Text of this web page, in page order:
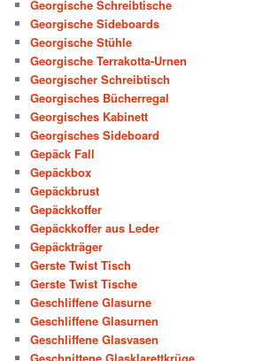
Georgische Schreibtische
Georgische Sideboards
Georgische Stühle
Georgische Terrakotta-Urnen
Georgischer Schreibtisch
Georgisches Bücherregal
Georgisches Kabinett
Georgisches Sideboard
Gepäck Fall
Gepäckbox
Gepäckbrust
Gepäckkoffer
Gepäckkoffer aus Leder
Gepäckträger
Gerste Twist Tisch
Gerste Twist Tische
Geschliffene Glasurne
Geschliffene Glasurnen
Geschliffene Glasvasen